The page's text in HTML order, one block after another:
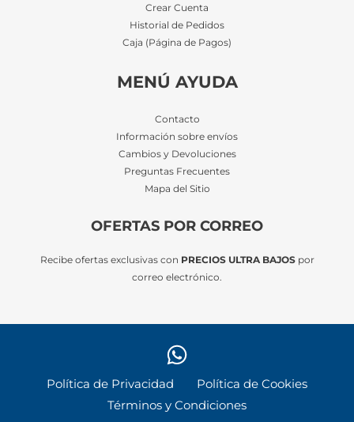
Crear Cuenta
Historial de Pedidos
Caja (Página de Pagos)
MENÚ AYUDA
Contacto
Información sobre envíos
Cambios y Devoluciones
Preguntas Frecuentes
Mapa del Sitio
OFERTAS POR CORREO
Recibe ofertas exclusivas con PRECIOS ULTRA BAJOSpor
correo electrónico.
Política de Privacidad
Política de Cookies
Términos y Condiciones